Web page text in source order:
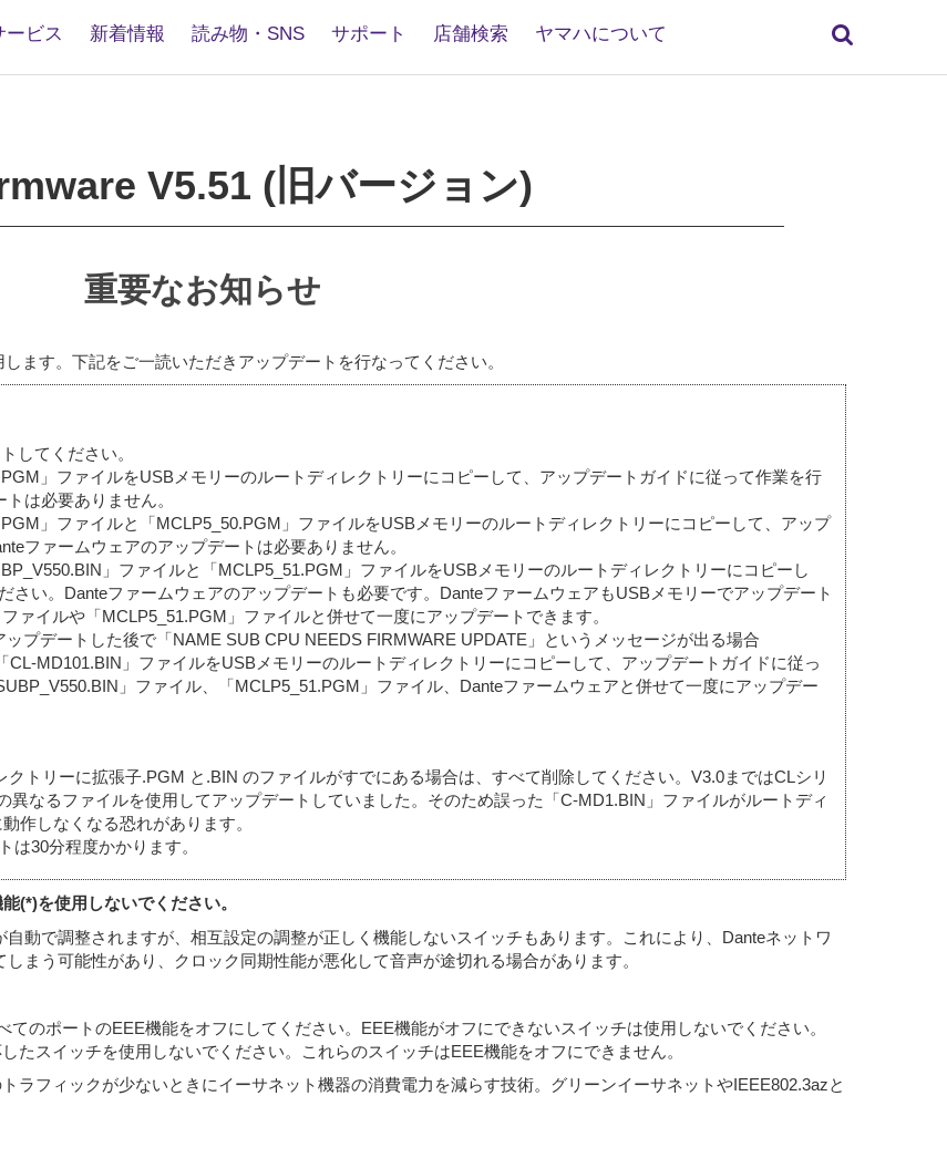
ービス 新着情報 読み物・SNS サポート 店舗検索 ヤマハについて
V5.51 (旧バージョン)
重要なお知らせ
ます。下記をご一読いただきアップデートを行なってください。
してください。
」ファイルをUSBメモリーのルートディレクトリーにコピーして、アップデートガイドに従って作業を行
は必要ありません。
」ファイルと「MCLP5_50.PGM」ファイルをUSBメモリーのルートディレクトリーにコピーして、アップ
ファームウェアのアップデートは必要ありません。
」ファイルと「MCLP5_51.PGM」ファイルをUSBメモリーのルートディレクトリーにコピーし
さい。Danteファームウェアのアップデートも必要です。DanteファームウェアもUSBメモリーでアップデート
ァイルや「MCLP5_51.PGM」ファイルと併せて一度にアップデートできます。
プデートした後で「NAME SUB CPU NEEDS FIRMWARE UPDATE」というメッセージが出る場合
CL-MD101.BIN」ファイルをUSBメモリーのルートディレクトリーにコピーして、アップデートガイドに従っ
」ファイル、「MCLP5_51.PGM」ファイル、Danteファームウェアと併せて一度にアップデー
トリーに拡張子.PGM と.BIN のファイルがすでにある場合は、すべて削除してください。V3.0まではCLシリ
なるファイルを使用してアップデートしていました。そのため誤った「C-MD1.BIN」ファイルがルートディ
作しなくなる恐れがあります。
は30分程度かかります。
(*)を使用しないでください。
動で調整されますが、相互設定の調整が正しく機能しないスイッチもあります。これにより、Danteネットワ
まう可能性があり、クロック同期性能が悪化して音声が途切れる場合があります。
のポートのEEE機能をオフにしてください。EEE機能がオフにできないスイッチは使用しないでください。
たスイッチを使用しないでください。これらのスイッチはEEE機能をオフにできません。
ラフィックが少ないときにイーサネット機器の消費電力を減らす技術。グリーンイーサネットやIEEE802.3azと